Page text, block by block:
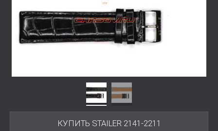
КУПИТЬ STAILER 2141-2211